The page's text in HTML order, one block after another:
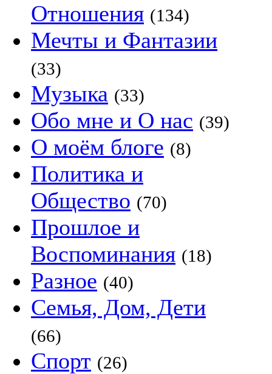
Отношения (134)
Мечты и Фантазии
(33)
Музыка (33)
Обо мне и О нас (39)
О моём блоге (8)
Политика и
Общество (70)
Прошлое и
Воспоминания (18)
Разное (40)
Семья, Дом, Дети
(66)
Спорт (26)